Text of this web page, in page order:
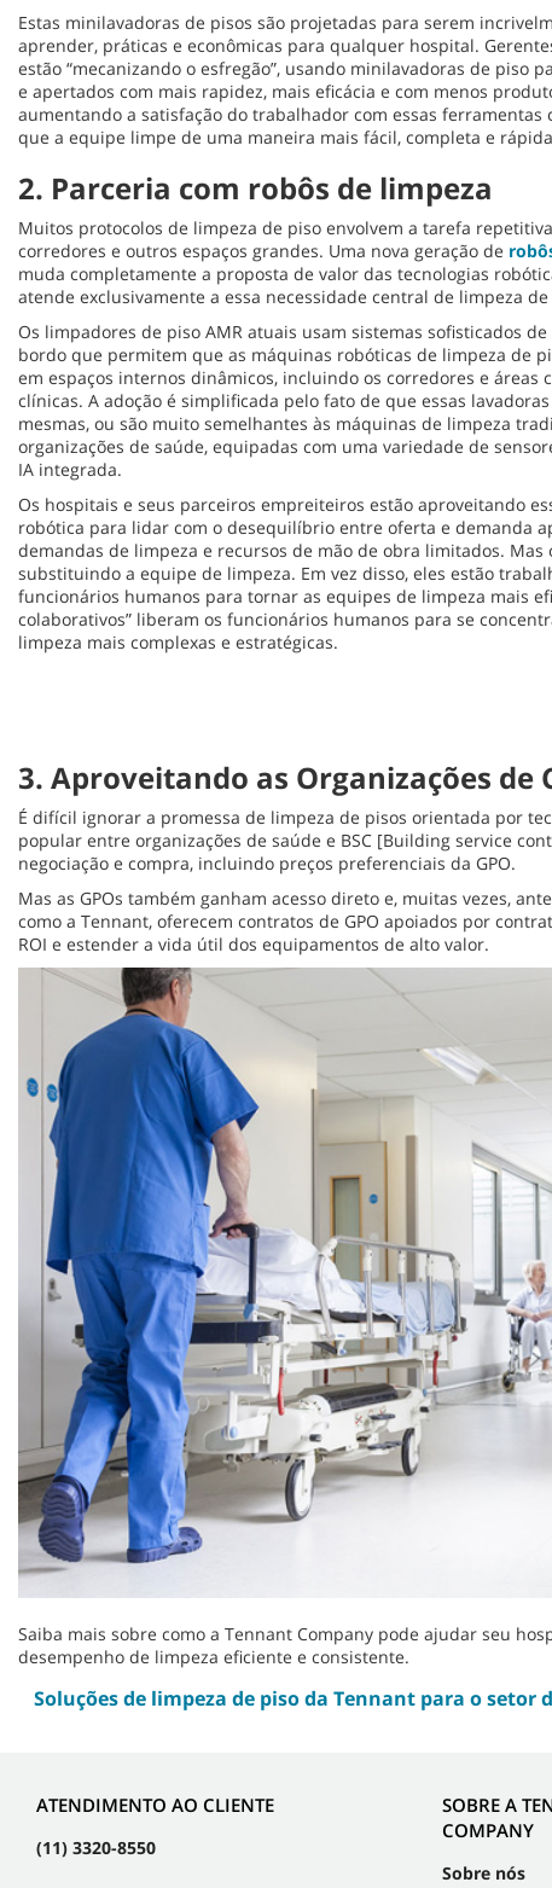
Estas minilavadoras de pisos são projetadas para serem
aprender, práticas e econômicas para qualquer hospital.
estão “mecanizando o esfregão”, usando minilavadoras de piso
e apertados com mais rapidez, mais eficácia e com menos
aumentando a satisfação do trabalhador com essas
que a equipe limpe de uma maneira mais fácil, completa e
2. Parceria com robôs de limpeza
Muitos protocolos de limpeza de piso envolvem a tarefa
corredores e outros espaços grandes. Uma nova geração de
muda completamente a proposta de valor das tecnologias
atende exclusivamente a essa necessidade central de limpeza de
Os limpadores de piso AMR atuais usam sistemas sofisticados
bordo que permitem que as máquinas robóticas de limpeza de
em espaços internos dinâmicos, incluindo os corredores e áreas
clínicas. A adoção é simplificada pelo fato de que essas
mesmas, ou são muito semelhantes às máquinas de limpeza
organizações de saúde, equipadas com uma variedade de
IA integrada.
Os hospitais e seus parceiros empreiteiros estão aproveitando
robótica para lidar com o desequilíbrio entre oferta e demanda
demandas de limpeza e recursos de mão de obra limitados. Mas
substituindo a equipe de limpeza. Em vez disso, eles estão
funcionários humanos para tornar as equipes de limpeza mais
colaborativos” liberam os funcionários humanos para se
limpeza mais complexas e estratégicas.
3. Aproveitando as Organizações de
É difícil ignorar a promessa de limpeza de pisos orientada por
popular entre organizações de saúde e BSC [Building service
negociação e compra, incluindo preços preferenciais da GPO.
Mas as GPOs também ganham acesso direto e, muitas vezes,
como a Tennant, oferecem contratos de GPO apoiados por
ROI e estender a vida útil dos equipamentos de alto valor.
Saiba mais sobre como a Tennant Company pode ajudar seu
desempenho de limpeza eficiente e consistente.
Soluções de limpeza de piso da Tennant para o setor
ATENDIMENTO AO CLIENTE
(11) 3320-8550
SOBRE A
COMPANY
Sobre nós